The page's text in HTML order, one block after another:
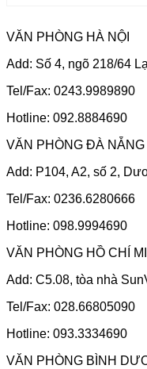
VĂN PHÒNG HÀ NỘI
Add: Số 4, ngõ 218/64
Tel/Fax: 0243.9989890
Hotline: 092.8884690
VĂN PHÒNG ĐÀ NẴNG
Add: P104, A2, số 2,
Tel/Fax: 0236.6280666
Hotline: 098.9994690
VĂN PHÒNG HỒ CHÍ
Add: C5.08, tòa nhà
Tel/Fax: 028.66805090
Hotline: 093.3334690
VĂN PHÒNG BÌNH